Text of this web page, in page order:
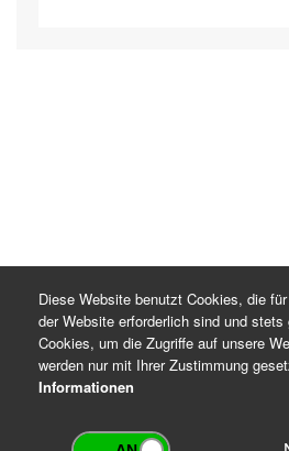
Diese Website benutzt Cookies, die
der Website erforderlich sind und
Cookies, um die Zugriffe auf unsere
werden nur mit Ihrer Zustimmung
Informationen